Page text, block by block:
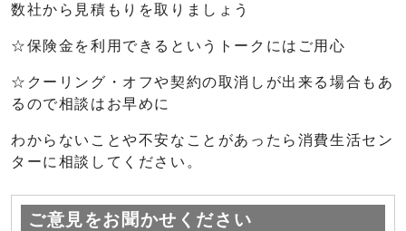
数社から見積もりを取りましょう
☆保険金を利用できるというトークにはご用心
☆クーリング・オフや契約の取消しが出来る場合もあ
るので相談はお早めに
わからないことや不安なことがあったら消費生活セン
ターに相談してください。
ご意見をお聞かせください